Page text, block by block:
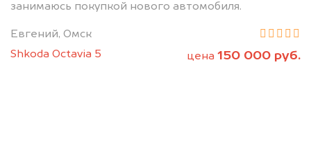
занимаюсь покупкой нового автомобиля.
Евгений, Омск
Shkoda Octavia 5
цена 150 000 руб.